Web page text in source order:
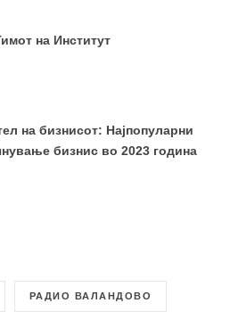
на Институт
на бизнисот: Најпопуларни
бизнис во 2023 година
РАДИО ВАЛАНДОВО